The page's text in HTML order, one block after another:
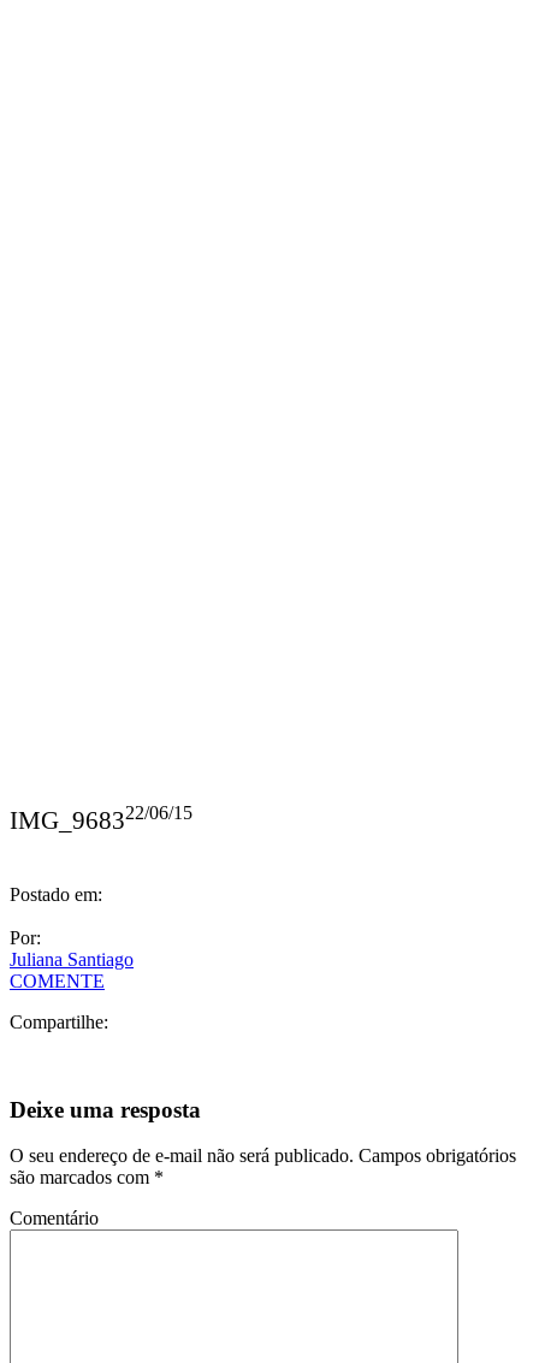
IMG_968322/06/15
Postado em:
Por:
Juliana Santiago
COMENTE
Compartilhe:
Deixe uma resposta
O seu endereço de e-mail não será publicado. Campos obrigatórios
são marcados com *
Comentário